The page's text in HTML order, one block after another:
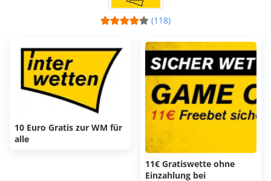
(118)
10 Euro Gratis zur WM für
alle
11€ Gratiswette ohne
Einzahlung bei